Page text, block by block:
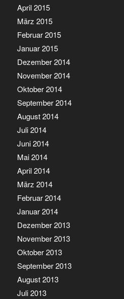
April 2015
März 2015
Februar 2015
Januar 2015
Dezember 2014
November 2014
Oktober 2014
September 2014
August 2014
Juli 2014
Juni 2014
Mai 2014
April 2014
März 2014
Februar 2014
Januar 2014
Dezember 2013
November 2013
Oktober 2013
September 2013
August 2013
Juli 2013